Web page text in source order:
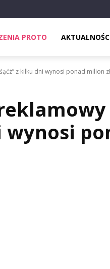
PROTO
z kilku dni wynosi ponad milion
wynosi